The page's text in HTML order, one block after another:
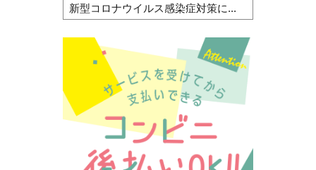
新型コロナウイルス感染症対策に...